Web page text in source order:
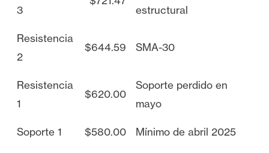
3
estructural
Resistencia
2
$644.59 SMA-30
Resistencia
1
$620.00
Soporte perdido en
mayo
Soporte 1 $580.00 Mínimo de abril 2025